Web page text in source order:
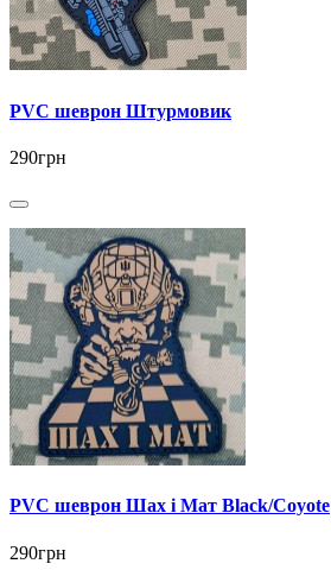
PVC шеврон Штурмовик
290грн
PVC шеврон Шах і Мат Black/Coyote
290грн